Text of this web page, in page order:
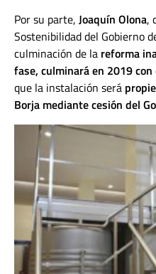
Por su parte, Joaquín Olona,
Sostenibilidad del Gobierno
culminación de la reforma
fase, culminará en 2019
que la instalación será
Borja mediante cesión del